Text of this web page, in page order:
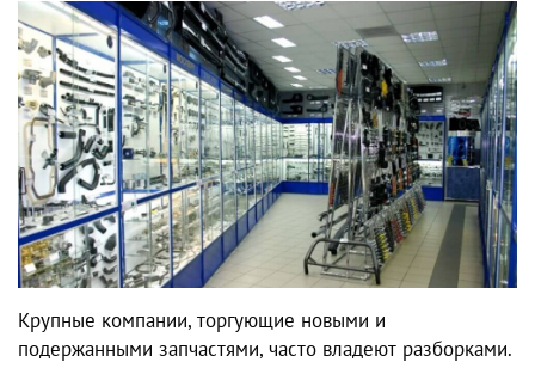
Крупные компании, торгующие новыми и
подержанными запчастями, часто владеют разборками.